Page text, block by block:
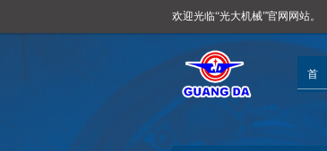
欢迎光临“光大机械”官网网站。
首